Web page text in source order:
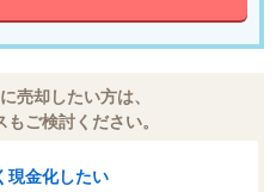
売却したい方は、
ご検討ください。
現金化したい